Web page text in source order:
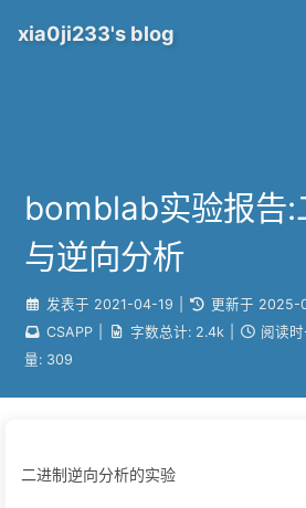
xia0ji233's blog
bomblab实验报告:
与逆向分析
发表于 2021-04-19 更新于 2025-
CSAPP
字数总计: 2.4k 阅读
量: 309
二进制逆向分析的实验